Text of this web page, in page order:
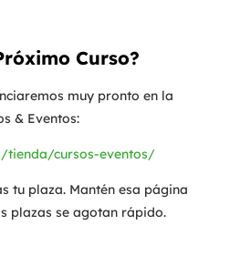
Curso?
muy pronto en la
& Eventos:
tienda/cursos-eventos/
tu plaza. Mantén esa página
plazas se agotan rápido.